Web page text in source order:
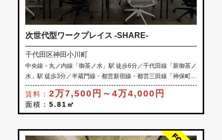
次世代型ワークプレイス -SHARE-
千代田区神田小川町
中央線・丸ノ内線「御茶ノ水」駅 徒歩6分／千代田線「新御茶ノ
水」駅 徒歩3分／半蔵門線・都営新宿線・都営三田線「神保町...
賃料： 2万7,500円～4万4,000円
面積： 5.81㎡